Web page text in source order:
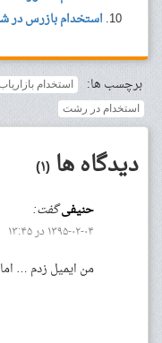
استخدام بازرس در
برچسب ها:
استخدام
استخدام در رشت
دیدگاه ها (۱)
حنیفیگفت:
۱۳۹۵-۰۲-۰۴ در ۱۳:۴۵
من ایمیل زدم …